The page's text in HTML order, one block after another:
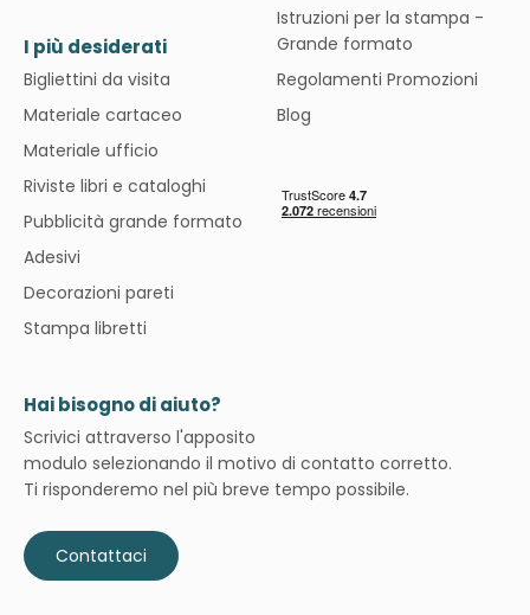
Istruzioni per la stampa -
Grande formato
Regolamenti Promozioni
Blog
I più desiderati
Bigliettini da visita
Materiale cartaceo
Materiale ufficio
Riviste libri e cataloghi
Pubblicità grande formato
Adesivi
Decorazioni pareti
Stampa libretti
Hai bisogno di aiuto?
Scrivici attraverso l'apposito
modulo selezionando il motivo di contatto corretto.
Ti risponderemo nel più breve tempo possibile.
Contattaci